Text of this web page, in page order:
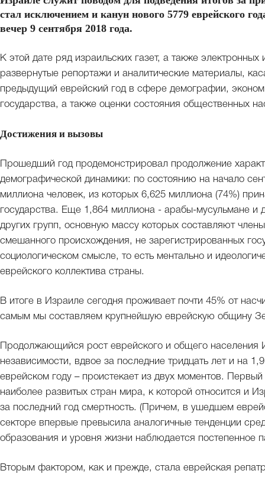
стал исключением и канун нового 5779 еврейского
вечер 9 сентября 2018 года.
К этой дате ряд израильских газет, а также
развернутые репортажи и аналитические материалы,
предыдущий еврейский год в сфере демографии,
государства, а также оценки состояния общественных
Достижения и вызовы
Прошедший год продемонстрировал продолжение
демографической динамики: по состоянию на начало
миллиона человек, из которых 6,625 миллиона (74%)
государства. Еще 1,864 миллиона - арабы-мусульмане и
других групп, основную массу которых составляют
смешанного происхождения, не зарегистрированных
социологическом смысле, то есть ментально и
еврейского коллектива страны.
В итоге в Израиле сегодня проживает почти 45% от
самым мы составляем крупнейшую еврейскую общину
Продолжающийся рост еврейского и общего населения
независимости, вдвое за последние тридцать лет и на
еврейском году – проистекает из двух моментов.
наиболее развитых стран мира, к которой относится и
за последний год смертность. (Причем, в ушедшем
секторе впервые превысила аналогичные тенденции
образования и уровня жизни наблюдается постепенное
Вторым фактором, как и прежде, стала еврейская